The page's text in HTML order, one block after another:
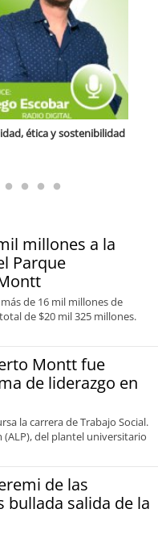
millones a la
Parque
de 16 mil millones de
de $20 mil 325 millones.
Montt fue
de liderazgo en
la carrera de Trabajo Social.
(ALP), del plantel universitario
de las
bullada salida de la